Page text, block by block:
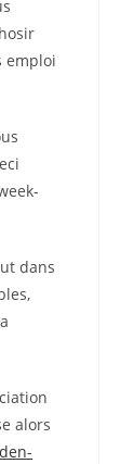
emploi
dans
alors